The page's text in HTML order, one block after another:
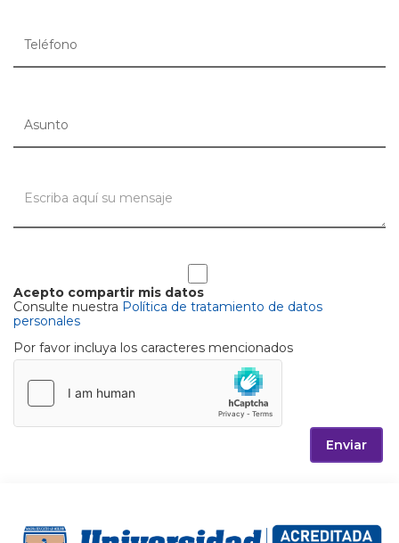
Acepto compartir mis datos
Consulte nuestra Política de tratamiento de datos
personales
Por favor incluya los caracteres mencionados
Enviar